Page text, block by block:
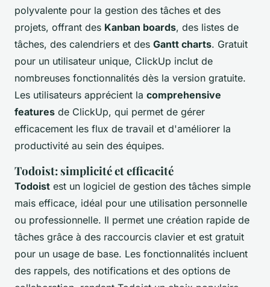
polyvalente pour la gestion des tâches et des
projets, offrant des Kanban boards, des listes de
tâches, des calendriers et des Gantt charts. Gratuit
pour un utilisateur unique, ClickUp inclut de
nombreuses fonctionnalités dès la version gratuite.
Les utilisateurs apprécient la comprehensive
features de ClickUp, qui permet de gérer
efficacement les flux de travail et d'améliorer la
productivité au sein des équipes.
Todoist: simplicité et efficacité
Todoist est un logiciel de gestion des tâches simple
mais efficace, idéal pour une utilisation personnelle
ou professionnelle. Il permet une création rapide de
tâches grâce à des raccourcis clavier et est gratuit
pour un usage de base. Les fonctionnalités incluent
des rappels, des notifications et des options de